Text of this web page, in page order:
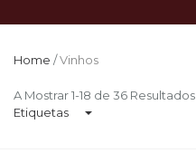
Home /Vinhos
A Mostrar 1-18 de 36 Resultados
Etiquetas